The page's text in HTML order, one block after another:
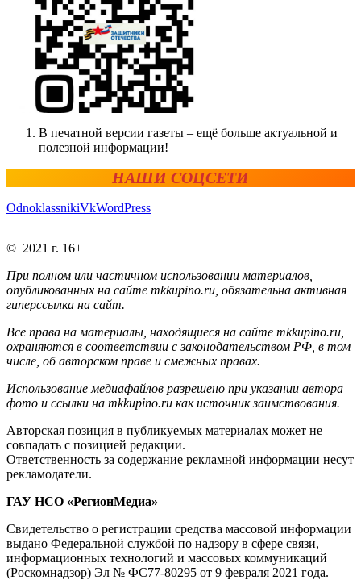
В печатной версии газеты – ещё больше актуальной и
полезной информации!
НАШИ СОЦСЕТИ
OdnoklassnikiVkWordPress
© 2021 г. 16+
При полном или частичном использовании материалов,
опубликованных на сайте mkkupino.ru, обязательна активная
гиперссылка на сайт.
Все права на материалы, находящиеся на сайте mkkupino.ru,
охраняются в соответствии с законодательством РФ, в том
числе, об авторском праве и смежных правах.
Использование медиафайлов разрешено при указании автора
фото и ссылки на mkkupino.ru как источник заимствования.
Авторская позиция в публикуемых материалах может не
совпадать с позицией редакции.
Ответственность за содержание рекламной информации несут
рекламодатели.
ГАУ НСО «РегионМедиа»
Свидетельство о регистрации средства массовой информации
выдано Федеральной службой по надзору в сфере связи,
информационных технологий и массовых коммуникаций
(Роскомнадзор) Эл № ФС77-80295 от 9 февраля 2021 года.